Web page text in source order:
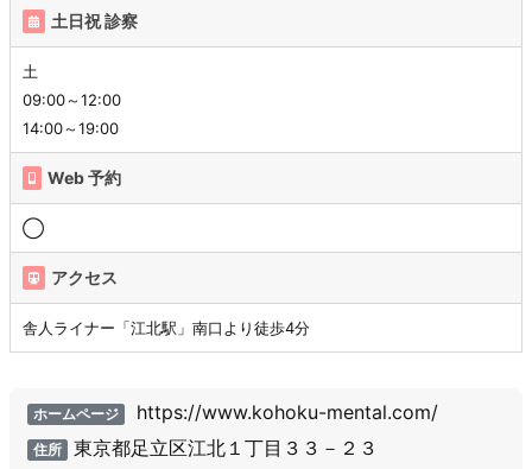
土日祝 診察
土
09:00～12:00
14:00～19:00
Web 予約
◯
アクセス
舎人ライナー「江北駅」南口より徒歩4分
ホームページ https://www.kohoku-mental.com/
住所 東京都足立区江北１丁目３３－２３